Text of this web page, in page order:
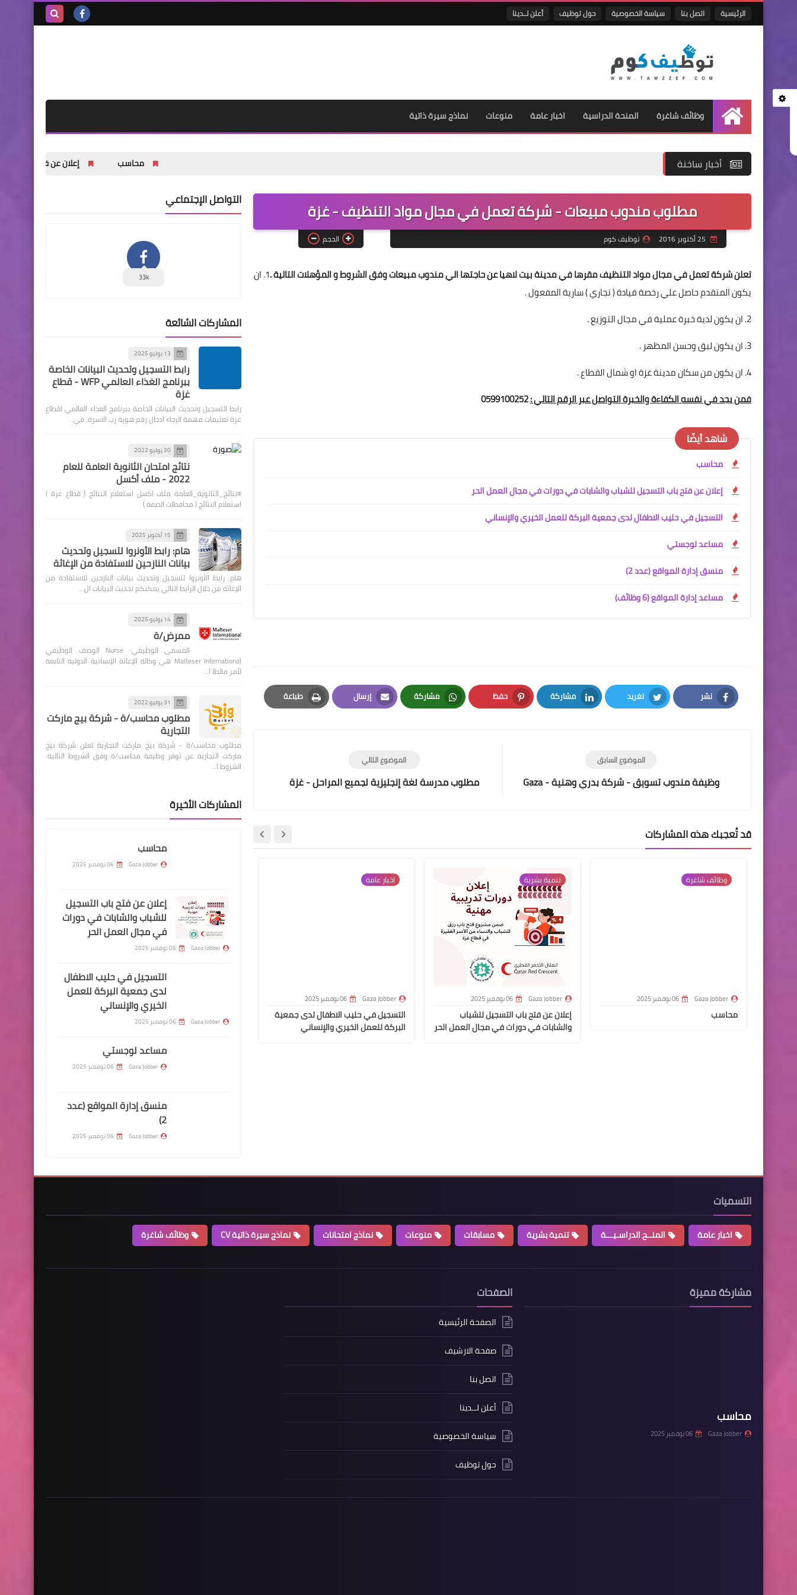
الرئيسية اتصل بنا سياسة الخصوصية حول توظيف أعلن لــدينا
الرئيسية
وظائف شاغرة المنحة الدراسية اخبار عامة منوعات نماذج سيرة ذاتية
أخبار ساخنة محاسب إعلان عن فتح باب التسجيل
مطلوب مندوب مبيعات - شركة تعمل في مجال مواد التنظيف - غزة
توظيف كوم الحجم
تعلن شركة تعمل في مجال مواد التنظيف مقرها في مدينة بيت لاهيا عن حاجتها الي مندوب مبيعات وفق الشروط و المؤهلات التالية . 1. ان
يكون المتقدم حاصل علي رخصة قيادة ( تجاري ) سارية المفعول .
2. ان يكون لدية خبرة عملية في مجال التوزيع .
3. ان يكون لبق وحسن المظهر .
4. ان يكون من سكان مدينة غزة او شمال القطاع .
فمن يجد في نفسه الكفاءة والخبرة التواصل عبر الرقم التالي :
شاهد أيضًا
محاسب
إعلان عن فتح باب التسجيل للشباب والشابات في دورات في مجال العمل الحر
التسجيل في حليب الاطفال لدى جمعية البركة للعمل الخيري والإنساني
مساعد لوجستي
منسق إدارة المواقع (عدد 2)
مساعد إدارة المواقع (6 وظائف)
نشر
Facebook
تغريد
Twitter
مشاركة
LinkedIn
حفظ
Pinterest
مشاركة
Whatsapp
إرسال
Email
طباعة
Print
الموضوع التالي
مطلوب مدرسة لغة إنجليزية لجميع المراحل - غزة
الموضوع السابق
وظيفة مندوب تسويق - شركة بدري وهنية - Gaza
قد تُعجبك هذه المشاركات
وظائف شاغرة
Gaza Jobber 06 نوفمبر 2025
محاسب
تنمية بشرية
Gaza Jobber 06 نوفمبر 2025
إعلان عن فتح باب التسجيل للشباب
والشابات في دورات في مجال العمل الحر
اخبار عامة
Gaza Jobber 06 نوفمبر 2025
التسجيل في حليب الاطفال لدى جمعية
البركة للعمل الخيري والإنساني
مساعد لوجستي
التواصل الإجتماعي
33k
المشاركات الشائعة
13 يوليو 2025
رابط التسجيل وتحديث البيانات الخاصة
ببرنامج الغذاء العالمي WFP - قطاع
غزة
رابط التسجيل وتحديث البيانات الخاصة ببرنامج الغذاء العالمي لقطاع
غزة تعليمات مهمة الرجاء ادخال رقم هوية رب الاسرة، في…
30 يوليو 2022
نتائج امتحان الثانوية العامة للعام
2022 - ملف أكسل
#نتائج_الثانوية_العامة ملف اكسل استعلام النتائج ( قطاع غزة )
استعلام النتائج ( محافظات الضفة )
15 أكتوبر 2025
هام: رابط الأونروا لتسجيل وتحديث
بيانات النازحين للاستفادة من الإغاثة
هام: رابط الأونروا لتسجيل وتحديث بيانات النازحين للاستفادة من
الإغاثة من خلال الرابط التالي يمكنكم تحديث البيانات ال…
14 يوليو 2025
ممرض/ة
المسمى الوظيفي: Nurse الوصف الوظيفي
Malteser International هي وكالة الإغاثة الإنسانية الدولية التابعة
لأمر مالطا ا…
31 يوليو 2022
مطلوب محاسب/ة - شركة بيج ماركت
التجارية
مطلوب محاسب/ة - شركة بيج ماركت التجارية تعلن شركة بيج
ماركت التجارية عن توفر وظيفة محاسب/ة وفق الشروط التالية:
الشروط ا…
المشاركات الأخيرة
محاسب
Gaza Jobber 06 نوفمبر 2025
إعلان عن فتح باب التسجيل
للشباب والشابات في دورات
في مجال العمل الحر
Gaza Jobber 06 نوفمبر 2025
التسجيل في حليب الاطفال
لدى جمعية البركة للعمل
الخيري والإنساني
Gaza Jobber 06 نوفمبر 2025
مساعد لوجستي
Gaza Jobber 06 نوفمبر 2025
منسق إدارة المواقع (عدد
2)
Gaza Jobber 06 نوفمبر 2025
التسميات
اخبار عامة المنــح الدراسـيـــة تنمية بشرية مسابقات منوعات نماذج امتحانات نماذج سيرة ذاتية CV وظائف شاغرة
مشاركة مميزة
محاسب
Gaza Jobber 06 نوفمبر 2025
الصفحات
الصفحة الرئيسية
صفحة الارشيف
اتصل بنا
أعلن لــدينا
سياسة الخصوصية
حول توظيف